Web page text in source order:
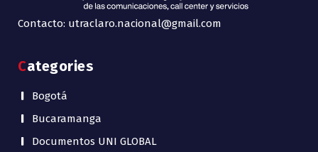
Contacto: utraclaro.nacional@gmail.com
Categories
Bogotá
Bucaramanga
Documentos UNI GLOBAL